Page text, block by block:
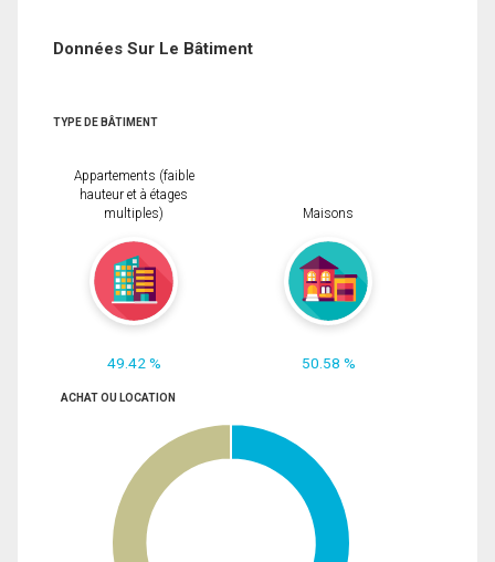
Données Sur Le Bâtiment
TYPE DE BÂTIMENT
Appartements (faible
hauteur et à étages
multiples)
49.42 %
Maisons
50.58 %
ACHAT OU LOCATION